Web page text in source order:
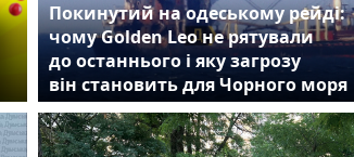
Покинутий на одеському рейді:
чому Golden Leo не рятували
до останнього і яку загрозу
він становить для Чорного моря